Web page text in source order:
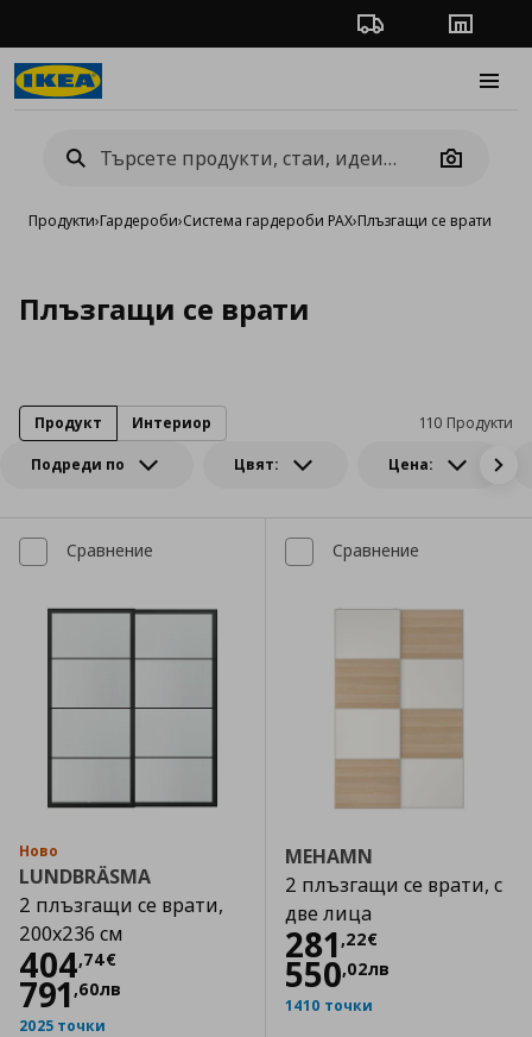
Проследяване на
Camera
Продукти›Гардероби›Система гардероби PAX›Плъзгащи се врати
Плъзгащи се врати
Подреди по Цвят: Цена:
110 Продукти
Продукт Интериор
Сравнение
Ново
LUNDBRÄSMA
2 плъзгащи се врати,
200x236 см
404,74€
Цена404,74 €
791 ,60лв
2025 точки
Сравнение
MEHAMN
2 плъзгащи се врати, с
две лица
281 ,22€
Цена
550,02лв
1410 точки